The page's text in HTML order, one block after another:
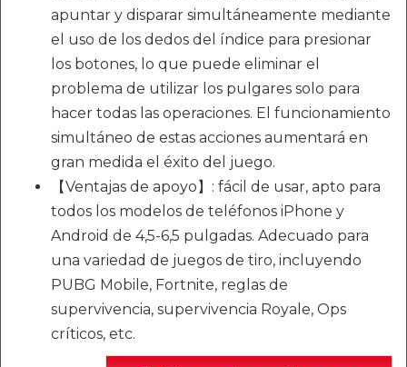
apuntar y disparar simultáneamente mediante
el uso de los dedos del índice para presionar
los botones, lo que puede eliminar el
problema de utilizar los pulgares solo para
hacer todas las operaciones. El funcionamiento
simultáneo de estas acciones aumentará en
gran medida el éxito del juego.
【Ventajas de apoyo】: fácil de usar, apto para
todos los modelos de teléfonos iPhone y
Android de 4,5-6,5 pulgadas. Adecuado para
una variedad de juegos de tiro, incluyendo
PUBG Mobile, Fortnite, reglas de
supervivencia, supervivencia Royale, Ops
críticos, etc.